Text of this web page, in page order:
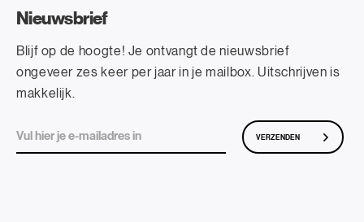
Nieuwsbrief
Blijf op de hoogte! Je ontvangt de nieuwsbrief
ongeveer zes keer per jaar in je mailbox. Uitschrijven is
makkelijk.
VERZENDEN